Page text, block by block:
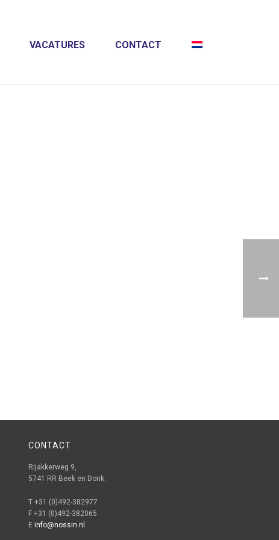
VACATURES CONTACT
CONTACT
Rijakkerweg 9,
5741 RR Beek en Donk.
T +31 (0)492-382977
F +31 (0)492-382065
Einfo@nossin.nl